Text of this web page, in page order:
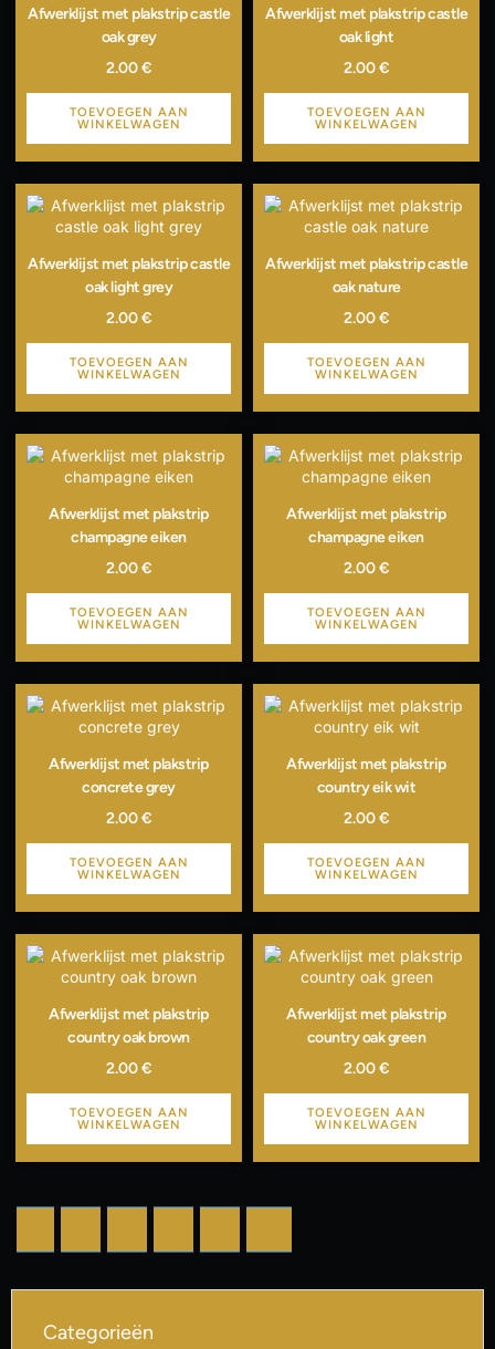
Categorieën
Afwerklijst met plakstrip castle
oak grey
2.00€
TOEVOEGEN AAN
WINKELWAGEN
Afwerklijst met plakstrip castle
oak light
2.00€
TOEVOEGEN AAN
WINKELWAGEN
Afwerklijst met plakstrip castle
oak light grey
2.00€
TOEVOEGEN AAN
WINKELWAGEN
Afwerklijst met plakstrip castle
oak nature
2.00€
TOEVOEGEN AAN
WINKELWAGEN
Afwerklijst met plakstrip
champagne eiken
2.00€
TOEVOEGEN AAN
WINKELWAGEN
Afwerklijst met plakstrip
champagne eiken
2.00€
TOEVOEGEN AAN
WINKELWAGEN
Afwerklijst met plakstrip
concrete grey
2.00€
TOEVOEGEN AAN
WINKELWAGEN
Afwerklijst met plakstrip
country eik wit
2.00€
TOEVOEGEN AAN
WINKELWAGEN
Afwerklijst met plakstrip
country oak brown
2.00€
TOEVOEGEN AAN
WINKELWAGEN
Afwerklijst met plakstrip
country oak green
2.00€
TOEVOEGEN AAN
WINKELWAGEN